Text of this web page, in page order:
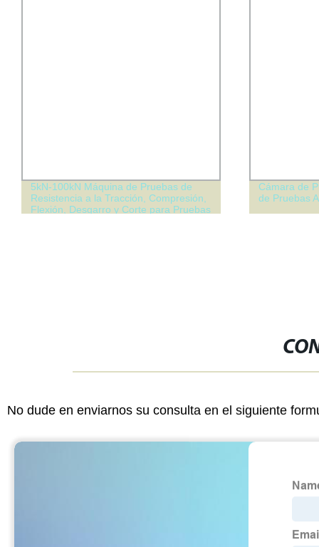
5kN-100kN Máquina de Pruebas de
Resistencia a la Tracción, Compresión,
Flexión, Desgarro y Corte para Pruebas
Cámara de
de Pruebas
No dude en enviarnos su consulta en el siguiente